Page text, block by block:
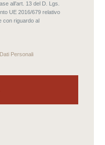
all’art. 13 del D. Lgs.
UE 2016/679 relativo
con riguardo al
Personali